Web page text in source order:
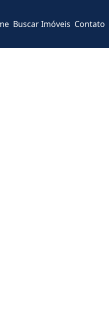
Buscar Imóveis Contato